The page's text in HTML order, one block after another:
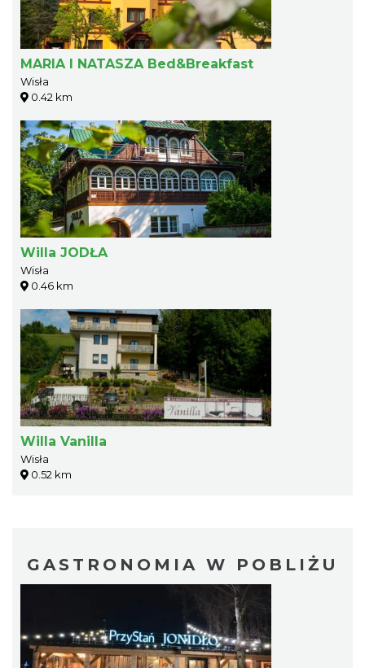
MARIA I NATASZA Bed&Breakfast
Wisła
0.42 km
Willa JODŁA
Wisła
0.46 km
Willa Vanilla
Wisła
0.52 km
GASTRONOMIA W POBLIŻU